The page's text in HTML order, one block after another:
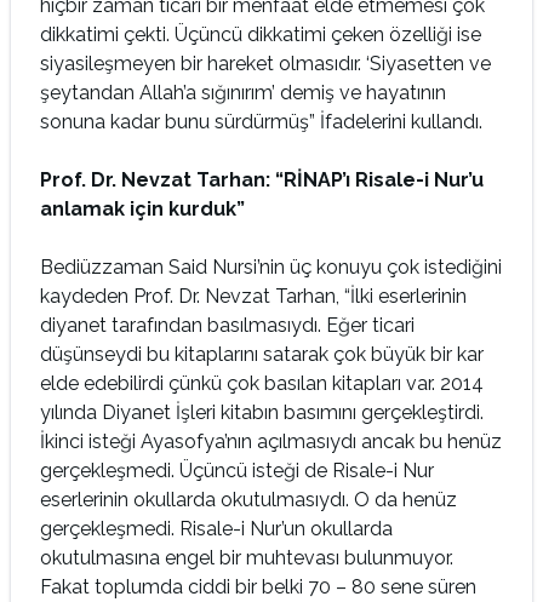
hiçbir zaman ticari bir menfaat elde etmemesi çok
dikkatimi çekti. Üçüncü dikkatimi çeken özelliği ise
siyasileşmeyen bir hareket olmasıdır. ‘Siyasetten ve
şeytandan Allah’a sığınırım’ demiş ve hayatının
sonuna kadar bunu sürdürmüş” İfadelerini kullandı.
Prof. Dr. Nevzat Tarhan: “RİNAP’ı Risale-i Nur’u
anlamak için kurduk”
Bediüzzaman Said Nursi’nin üç konuyu çok istediğini
kaydeden Prof. Dr. Nevzat Tarhan, “İlki eserlerinin
diyanet tarafından basılmasıydı. Eğer ticari
düşünseydi bu kitaplarını satarak çok büyük bir kar
elde edebilirdi çünkü çok basılan kitapları var. 2014
yılında Diyanet İşleri kitabın basımını gerçekleştirdi.
İkinci isteği Ayasofya’nın açılmasıydı ancak bu henüz
gerçekleşmedi. Üçüncü isteği de Risale-i Nur
eserlerinin okullarda okutulmasıydı. O da henüz
gerçekleşmedi. Risale-i Nur’un okullarda
okutulmasına engel bir muhtevası bulunmuyor.
Fakat toplumda ciddi bir belki 70 – 80 sene süren